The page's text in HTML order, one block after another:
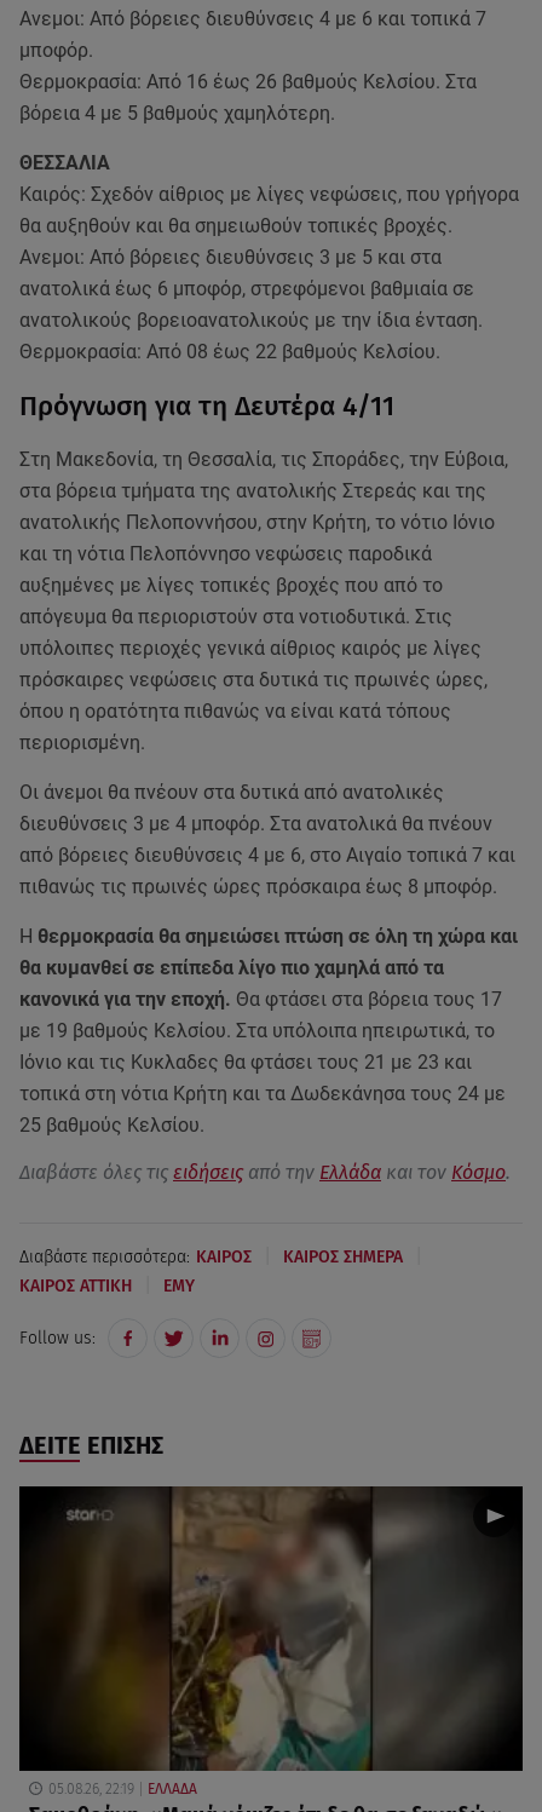
Ανεμοι: Από βόρειες διευθύνσεις 4 με 6 και τοπικά 7
μποφόρ.
Θερμοκρασία: Από 16 έως 26 βαθμούς Κελσίου. Στα
βόρεια 4 με 5 βαθμούς χαμηλότερη.
ΘΕΣΣΑΛΙΑ
Καιρός: Σχεδόν αίθριος με λίγες νεφώσεις, που γρήγορα
θα αυξηθούν και θα σημειωθούν τοπικές βροχές.
Ανεμοι: Από βόρειες διευθύνσεις 3 με 5 και στα
ανατολικά έως 6 μποφόρ, στρεφόμενοι βαθμιαία σε
ανατολικούς βορειοανατολικούς με την ίδια ένταση.
Θερμοκρασία: Από 08 έως 22 βαθμούς Κελσίου.
Πρόγνωση για τη Δευτέρα 4/11
Στη Μακεδονία, τη Θεσσαλία, τις Σποράδες, την Εύβοια,
στα βόρεια τμήματα της ανατολικής Στερεάς και της
ανατολικής Πελοποννήσου, στην Κρήτη, το νότιο Ιόνιο
και τη νότια Πελοπόννησο νεφώσεις παροδικά
αυξημένες με λίγες τοπικές βροχές που από το
απόγευμα θα περιοριστούν στα νοτιοδυτικά. Στις
υπόλοιπες περιοχές γενικά αίθριος καιρός με λίγες
πρόσκαιρες νεφώσεις στα δυτικά τις πρωινές ώρες,
όπου η ορατότητα πιθανώς να είναι κατά τόπους
περιορισμένη.
Οι άνεμοι θα πνέουν στα δυτικά από ανατολικές
διευθύνσεις 3 με 4 μποφόρ. Στα ανατολικά θα πνέουν
από βόρειες διευθύνσεις 4 με 6, στο Αιγαίο τοπικά 7 και
πιθανώς τις πρωινές ώρες πρόσκαιρα έως 8 μποφόρ.
Η θερμοκρασία θα σημειώσει πτώση σε όλη τη χώρα και
θα κυμανθεί σε επίπεδα λίγο πιο χαμηλά από τα
κανονικά για την εποχή. Θα φτάσει στα βόρεια τους 17
με 19 βαθμούς Κελσίου. Στα υπόλοιπα ηπειρωτικά, το
Ιόνιο και τις Κυκλαδες θα φτάσει τους 21 με 23 και
τοπικά στη νότια Κρήτη και τα Δωδεκάνησα τους 24 με
25 βαθμούς Κελσίου.
Διαβάστε όλες τις ειδήσεις από την Ελλάδα και τον Κόσμο.
Διαβάστε περισσότερα: ΚΑΙΡΟΣ ΚΑΙΡΟΣ ΣΗΜΕΡΑ
ΚΑΙΡΟΣ ΑΤΤΙΚΗ ΕΜΥ
Follow us:
ΔΕΙΤΕ ΕΠΙΣΗΣ
05.08.26, 22:19 ΕΛΛΑΔΑ